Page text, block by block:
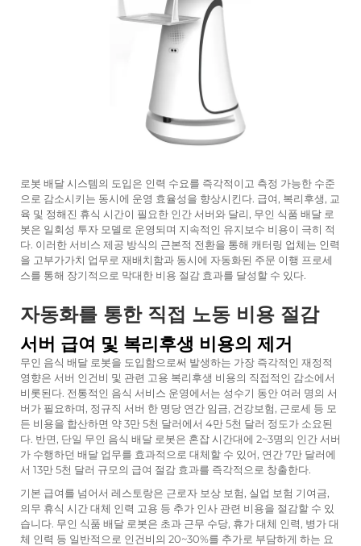
로봇 배달 시스템의 도입은 인력 수요를 즉각적이고 측정 가능한 수준
으로 감소시키는 동시에 운영 효율성을 향상시킨다. 급여, 복리후생, 교
육 및 정해진 휴식 시간이 필요한 인간 서버와 달리, 무인 식품 배달 로
봇은 일회성 투자 모델로 운영되며 지속적인 유지보수 비용이 극히 적
다. 이러한 서비스 제공 방식의 근본적 전환을 통해 캐터링 업체는 인력
을 고부가가치 업무로 재배치함과 동시에 자동화된 주문 이행 프로세
스를 통해 장기적으로 막대한 비용 절감 효과를 달성할 수 있다.
자동화를 통한 직접 노동 비용 절감
서버 급여 및 복리후생 비용의 제거
무인 음식 배달 로봇을 도입함으로써 발생하는 가장 즉각적인 재정적
영향은 서버 인건비 및 관련 고용 복리후생 비용의 직접적인 감소에서
비롯된다. 전통적인 음식 서비스 운영에서는 성수기 동안 여러 명의 서
버가 필요하며, 정규직 서버 한 명당 연간 임금, 건강보험, 근로세 등 모
든 비용을 합산하면 약 3만 5천 달러에서 4만 5천 달러 정도가 소요된
다. 반면, 단일 무인 음식 배달 로봇은 혼잡 시간대에 2~3명의 인간 서버
가 수행하던 배달 업무를 효과적으로 대체할 수 있어, 연간 7만 달러에
서 13만 5천 달러 규모의 급여 절감 효과를 즉각적으로 창출한다.
기본 급여를 넘어서 레스토랑은 근로자 보상 보험, 실업 보험 기여금,
의무 휴식 시간 대체 인력 고용 등 추가 인사 관련 비용을 절감할 수 있
습니다. 무인 식품 배달 로봇은 초과 근무 수당, 휴가 대체 인력, 병가 대
체 인력 등 일반적으로 인건비의 20~30%를 추가로 부담하게 하는 요